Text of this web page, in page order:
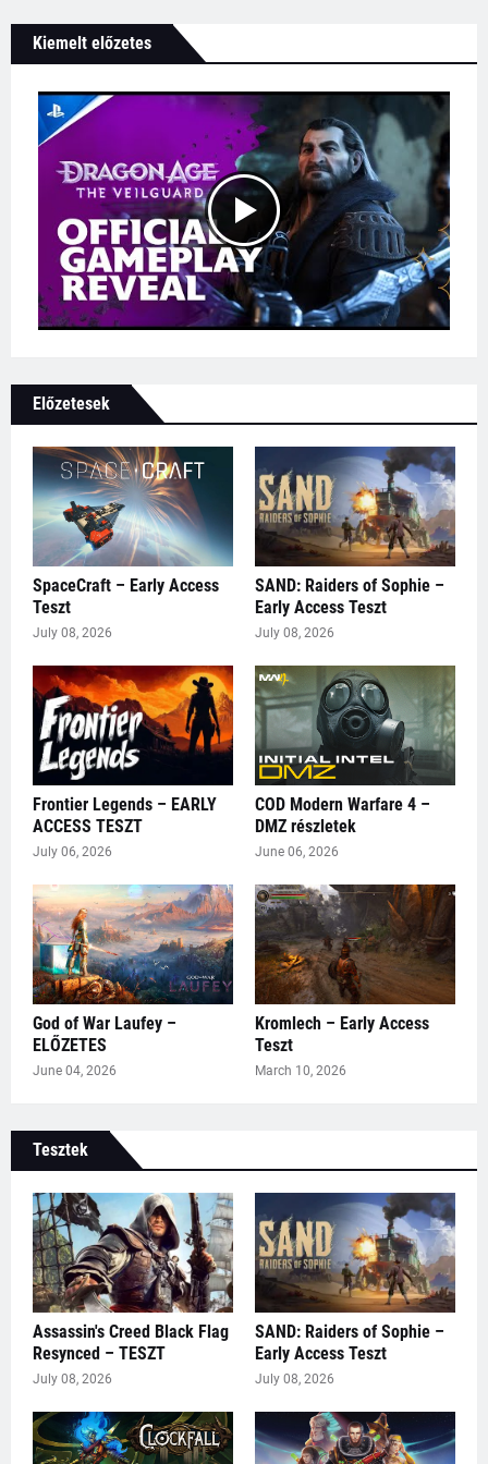
Kiemelt előzetes
Előzetesek
SpaceCraft – Early Access
Teszt
July 08, 2026
SAND: Raiders of Sophie –
Early Access Teszt
July 08, 2026
Frontier Legends – EARLY
ACCESS TESZT
July 06, 2026
COD Modern Warfare 4 –
DMZ részletek
June 06, 2026
God of War Laufey –
ELŐZETES
June 04, 2026
Kromlech – Early Access
Teszt
March 10, 2026
Tesztek
Assassin's Creed Black Flag
Resynced – TESZT
July 08, 2026
SAND: Raiders of Sophie –
Early Access Teszt
July 08, 2026